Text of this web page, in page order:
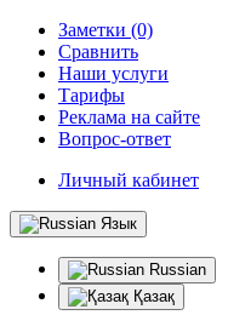
Заметки (0)
Сравнить
Наши услуги
Тарифы
Реклама на сайте
Вопрос-ответ
Личный кабинет
Язык
Russian
Қазақ